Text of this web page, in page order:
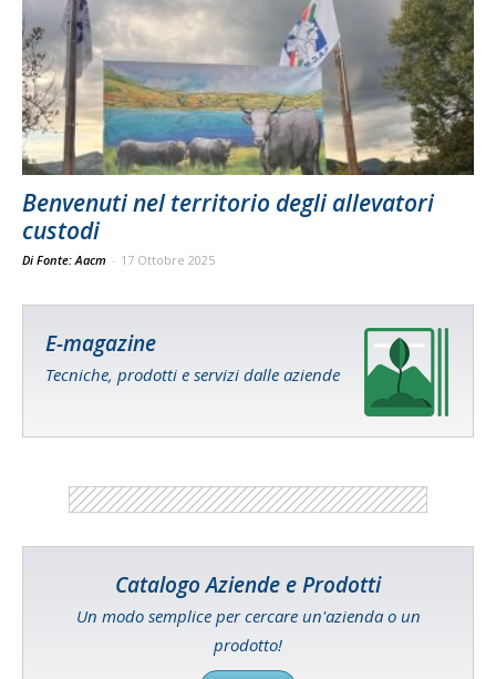
Benvenuti nel territorio degli allevatori
custodi
Di Fonte: Aacm - 17 Ottobre 2025
E-magazine
Tecniche, prodotti e servizi dalle aziende
Catalogo Aziende e Prodotti
Un modo semplice per cercare un'azienda o un
prodotto!